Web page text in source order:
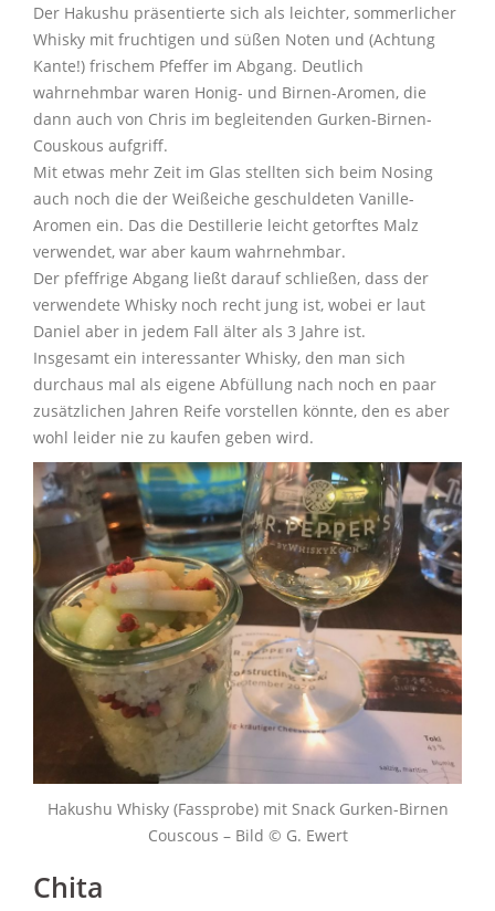
Der Hakushu präsentierte sich als leichter, sommerlicher
Whisky mit fruchtigen und süßen Noten und (Achtung
Kante!) frischem Pfeffer im Abgang. Deutlich
wahrnehmbar waren Honig- und Birnen-Aromen, die
dann auch von Chris im begleitenden Gurken-Birnen-
Couskous aufgriff.
Mit etwas mehr Zeit im Glas stellten sich beim Nosing
auch noch die der Weißeiche geschuldeten Vanille-
Aromen ein. Das die Destillerie leicht getorftes Malz
verwendet, war aber kaum wahrnehmbar.
Der pfeffrige Abgang ließt darauf schließen, dass der
verwendete Whisky noch recht jung ist, wobei er laut
Daniel aber in jedem Fall älter als 3 Jahre ist.
Insgesamt ein interessanter Whisky, den man sich
durchaus mal als eigene Abfüllung nach noch en paar
zusätzlichen Jahren Reife vorstellen könnte, den es aber
wohl leider nie zu kaufen geben wird.
Hakushu Whisky (Fassprobe) mit Snack Gurken-Birnen
Couscous – Bild © G. Ewert
Chita